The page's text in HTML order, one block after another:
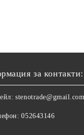
за контакти:
052643146